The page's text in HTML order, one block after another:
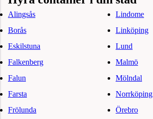
Alingsås
Borås
Eskilstuna
Falkenberg
Falun
Farsta
Frölunda
Lindome
Linköping
Lund
Malmö
Mölndal
Norrköping
Örebro